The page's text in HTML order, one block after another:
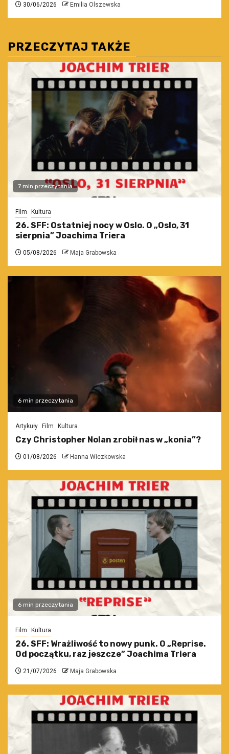
30/06/2026 Emilia Olszewska
PRZECZYTAJ TAKŻE
7 min przeczytania
Film Kultura
26. SFF: Ostatniej nocy w Oslo. O „Oslo, 31
sierpnia” Joachima Triera
05/08/2026 Maja Grabowska
6 min przeczytania
Artykuły Film Kultura
Czy Christopher Nolan zrobił nas w „konia”?
01/08/2026 Hanna Wiczkowska
6 min przeczytania
Film Kultura
26. SFF: Wrażliwość to nowy punk. O „Reprise.
Od początku, raz jeszcze” Joachima Triera
21/07/2026 Maja Grabowska